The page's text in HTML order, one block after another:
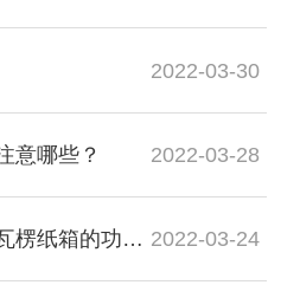
2022-03-30
意哪些？ 2022-03-28
定制纸箱，怎样判断瓦楞纸箱的功能质量是否合格？ 2022-03-24